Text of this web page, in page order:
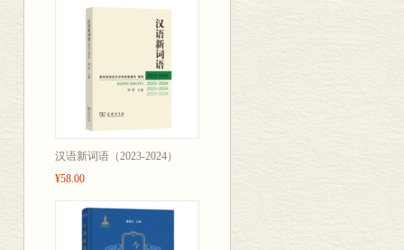
汉语新词语（2023-2024）
¥58.00